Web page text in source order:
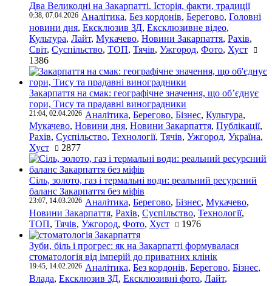
Два Великодні на Закарпатті. Історія, факти, традиції
0:38, 07.04.2026 Аналітика, Без кордонів, Берегово, Головні
новини дня, Ексклюзив ЗД, Ексклюзивне відео,
Культура, Лайт, Мукачево, Новини Закарпаття, Рахів,
Світ, Суспільство, ТОП, Тячів, Ужгород, Фото, Хуст
1386
Закарпаття на смак: географічне значення, що об’єднує
гори, Тису та прадавні виноградники
21:04, 02.04.2026 Аналітика, Берегово, Бізнес, Культура,
Мукачево, Новини дня, Новини Закарпаття, Публікації,
Рахів, Суспільство, Технології, Тячів, Ужгород, Україна,
Хуст
2877
Сіль, золото, газ і термальні води: реальний ресурсний
баланс Закарпаття без міфів
23:07, 14.03.2026 Аналітика, Берегово, Бізнес, Мукачево,
Новини Закарпаття, Рахів, Суспільство, Технології,
ТОП, Тячів, Ужгород, Фото, Хуст 1976
Зуби, біль і прогрес: як на Закарпатті формувалася
стоматологія від імперій до приватних клінік
19:45, 14.02.2026 Аналітика, Без кордонів, Берегово, Бізнес,
Влада, Ексклюзив ЗД, Ексклюзивні фото, Лайт,